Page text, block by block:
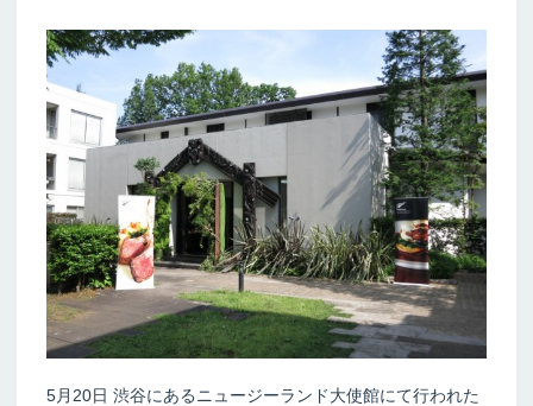
5月20日 渋谷にあるニュージーランド大使館にて行われた